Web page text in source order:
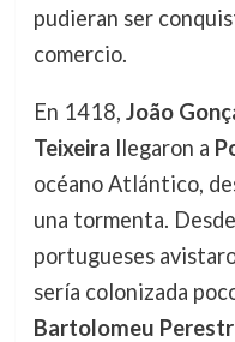
pudieran ser
comercio.
En 1418, João
Teixeira llegaron a
océano Atlántico,
una tormenta.
portugueses
sería colonizada
Bartolomeu